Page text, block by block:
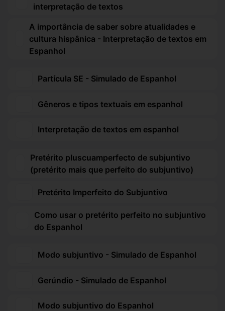
interpretação de textos
A importância de saber sobre atualidades e
cultura hispânica - Interpretação de textos em
Espanhol
Partícula SE - Simulado de Espanhol
Gêneros e tipos textuais em espanhol
Interpretação de textos em espanhol
Pretérito pluscuamperfecto de subjuntivo
(pretérito mais que perfeito do subjuntivo)
Pretérito Imperfeito do Subjuntivo
Como usar o pretérito perfeito no subjuntivo
do Espanhol
Modo subjuntivo - Simulado de Espanhol
Gerúndio - Simulado de Espanhol
Modo subjuntivo do Espanhol